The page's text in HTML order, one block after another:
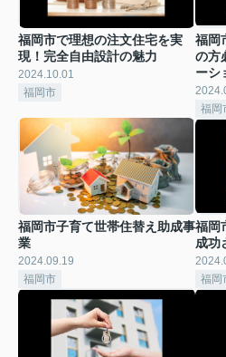
福岡市で理想の注文住宅を実
現！完全自由設計の魅力
2024.10.01
福岡市
福岡
の方
ーシ
福岡
福岡市子育て世帯住替え助成事
業
2024.09.19
福岡市
福岡
成功
福岡